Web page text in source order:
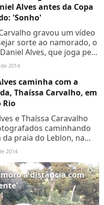
Alves antes da Copa
'Sonho'
gravou um vídeo
sorte ao namorado, o
Alves, que joga pela
nesta quinta-
em São Paulo.
para a...
2014
caminha com a
Thaíssa Carvalho, em
Rio
e Thaíssa Caravalho
caminhando
da praia do Leblon, na
Rio de Janeiro, na
domingo (25). O casal,
um look...
2014
a distância com